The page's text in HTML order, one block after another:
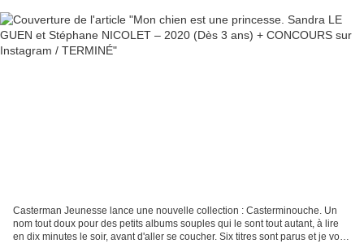
Casterman Jeunesse lance une nouvelle collection : Casterminouche. Un
nom tout doux pour des petits albums souples qui le sont tout autant, à lire
en dix minutes le soir, avant d'aller se coucher. Six titres sont parus et je vous